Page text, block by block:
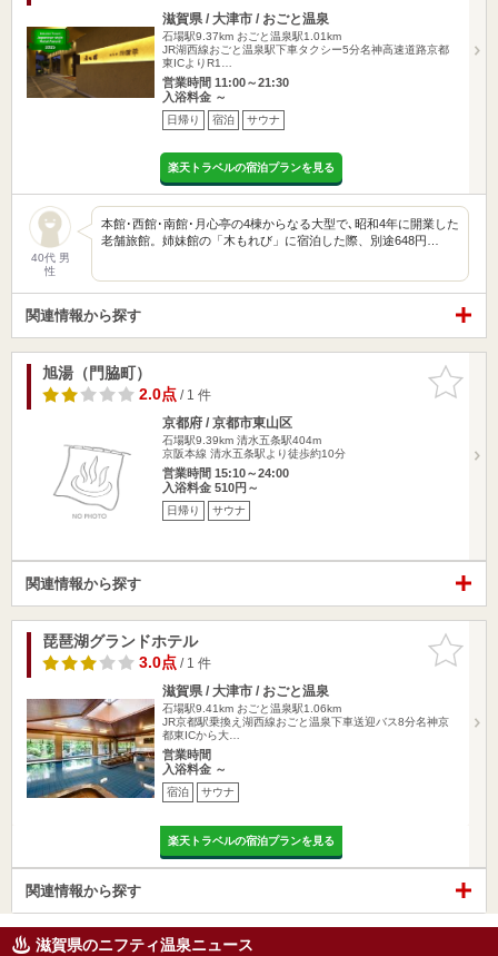
滋賀県 / 大津市 / おごと温泉
石場駅9.37km おごと温泉駅1.01km
JR湖西線おごと温泉駅下車タクシー5分名神高速道路京都
東ICよりR1…
営業時間 11:00～21:30
入浴料金 ～
日帰り 宿泊 サウナ
楽天トラベルの宿泊プランを見る
40代 男
性
本館･西館･南館･月心亭の4棟からなる大型で､昭和4年に開業した
老舗旅館。姉妹館の「木もれび」に宿泊した際、別途648円…
関連情報から探す
お気に入
りに追加
旭湯（門脇町）
2.0点/ 1 件
京都府 / 京都市東山区
石場駅9.39km 清水五条駅404m
京阪本線 清水五条駅より徒歩約10分
営業時間 15:10～24:00
入浴料金 510円～
日帰り サウナ
関連情報から探す
お気に入
りに追加
琵琶湖グランドホテル
3.0点/ 1 件
滋賀県 / 大津市 / おごと温泉
石場駅9.41km おごと温泉駅1.06km
JR京都駅乗換え湖西線おごと温泉下車送迎バス8分名神京
都東ICから大…
営業時間
入浴料金 ～
宿泊 サウナ
楽天トラベルの宿泊プランを見る
関連情報から探す
滋賀県のニフティ温泉ニュース